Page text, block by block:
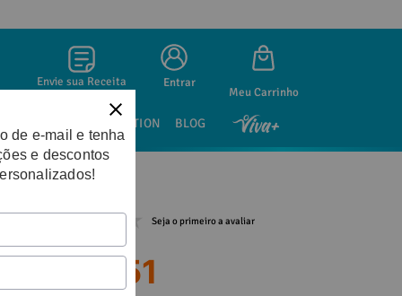
Envie sua Receita Entrar
NUTRITION BLOG
Seja o primeiro a avaliar
51
de e-mail e tenha
e descontos